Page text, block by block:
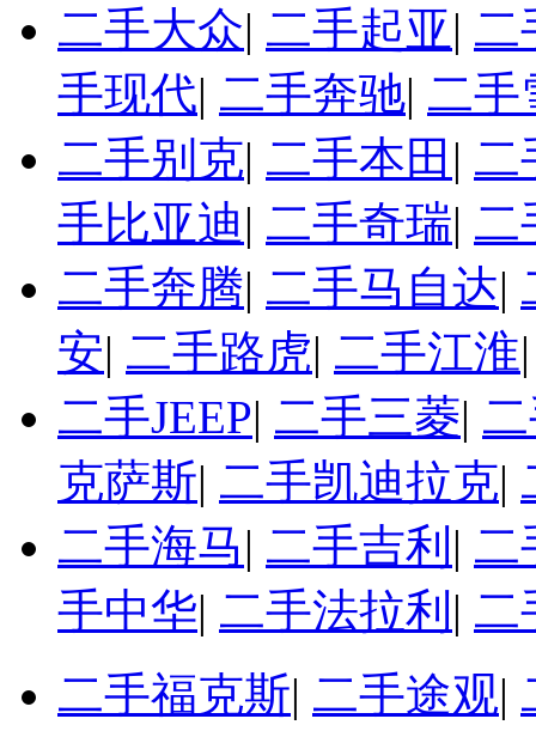
二手大众| 二手起亚| 二
手现代| 二手奔驰| 二手
二手别克| 二手本田 | 二
手比亚迪| 二手奇瑞| 二
二手奔腾| 二手马自达|
安| 二手路虎| 二手江淮
二手JEEP| 二手三菱|
克萨斯| 二手凯迪拉克|
二手海马| 二手吉利 | 二
手中华| 二手法拉利 | 二
二手福克斯| 二手途观|